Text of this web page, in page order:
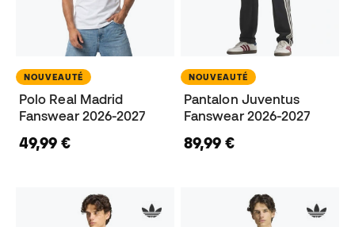
NOUVEAUTÉ
Polo Real Madrid
Fanswear 2026-2027
49,99 €
NOUVEAUTÉ
Pantalon Juventus
Fanswear 2026-2027
89,99 €